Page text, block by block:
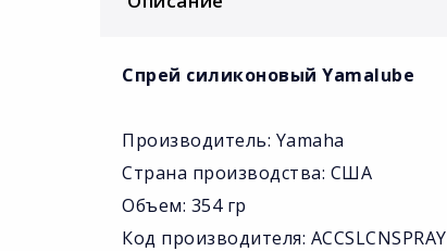
Спрей силиконовый Yamalube
Производитель: Yamaha
Страна производства: США
Объем: 354 гр
Код производителя: ACCSLCNSPRAY